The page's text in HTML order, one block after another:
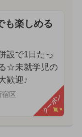
も楽しめる
設で1日たっ
☆未就学児の
歓迎♪
宿区 クーポン